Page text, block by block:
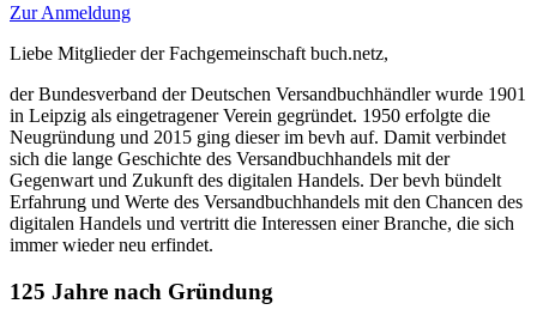
Zur Anmeldung
Liebe Mitglieder der Fachgemeinschaft buch.netz,
der Bundesverband der Deutschen Versandbuchhändler wurde 1901
in Leipzig als eingetragener Verein gegründet. 1950 erfolgte die
Neugründung und 2015 ging dieser im bevh auf. Damit verbindet
sich die lange Geschichte des Versandbuchhandels mit der
Gegenwart und Zukunft des digitalen Handels. Der bevh bündelt
Erfahrung und Werte des Versandbuchhandels mit den Chancen des
digitalen Handels und vertritt die Interessen einer Branche, die sich
immer wieder neu erfindet.
125 Jahre nach Gründung